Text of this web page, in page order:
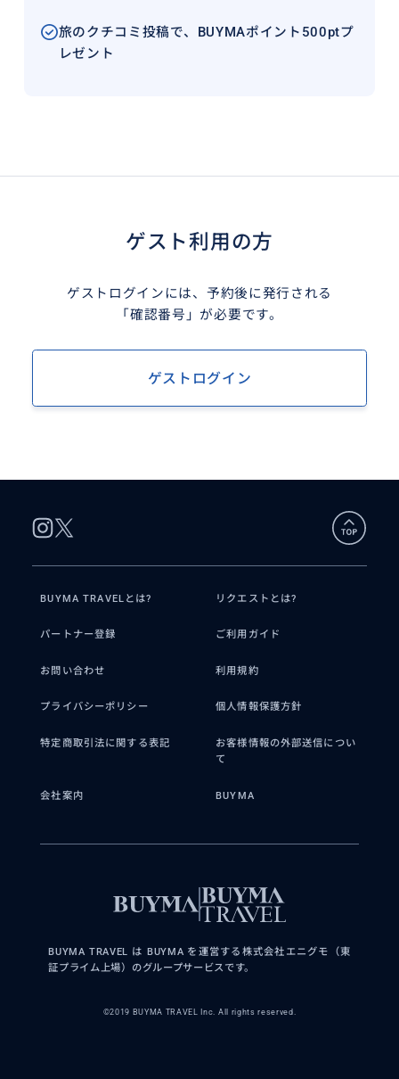
旅のクチコミ投稿で、BUYMAポイント500ptプ
レゼント
ゲスト利用の方
ゲストログインには、予約後に発行される
「確認番号」が必要です。
ゲストログイン
BUYMA TRAVELとは? リクエストとは?
パートナー登録 ご利用ガイド
お問い合わせ 利用規約
プライバシーポリシー 個人情報保護方針
特定商取引法に関する表記
お客様情報の外部送信につい
て
会社案内 BUYMA
BUYMA TRAVEL は BUYMA を運営する株式会社エニグモ（東
証プライム上場）のグループサービスです。
©2019 BUYMA TRAVEL Inc. All rights reserved.